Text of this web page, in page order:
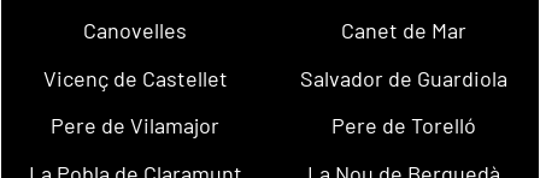
Canovelles
Canet de Mar
Vicenç de Castellet
Salvador de Guardiola
Pere de Vilamajor
Pere de Torelló